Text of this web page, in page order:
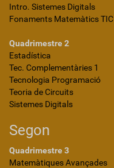
Intro. Sistemes Digitals
Fonaments Matemàtics TIC
Quadrimestre 2
Estadística
Tec. Complementàries 1
Tecnologia Programació
Teoria de Circuits
Sistemes Digitals
Segon
Quadrimestre 3
Matemàtiques Avançades